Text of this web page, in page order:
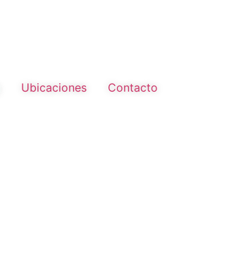
Ubicaciones Contacto